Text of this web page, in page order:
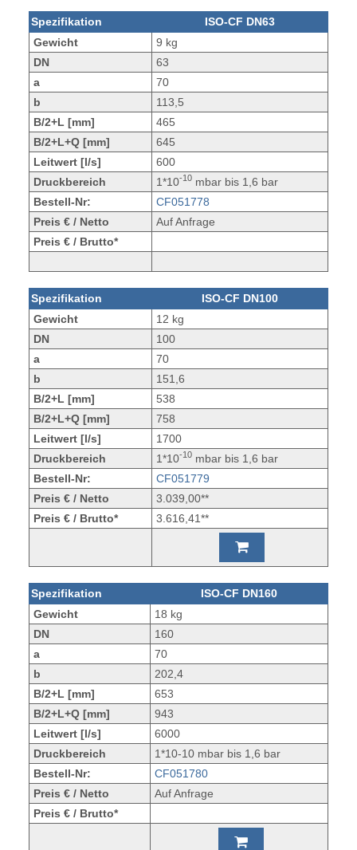
Spezifikation
ISO-CF DN63
Gewicht
9 kg
DN
63
a
70
b
113,5
B/2+L [mm]
465
B/2+L+Q [mm]
645
Leitwert [l/s]
600
Druckbereich
1*10-10mbar bis 1,6 bar
Bestell-Nr:
CF051778
Preis € / Netto
Auf Anfrage
Preis € / Brutto*
Spezifikation
ISO-CF DN100
Gewicht
12 kg
DN
100
a
70
b
151,6
B/2+L [mm]
538
B/2+L+Q [mm]
758
Leitwert [l/s]
1700
Druckbereich
1*10-10mbar bis 1,6 bar
Bestell-Nr:
CF051779
Preis € / Netto
3.039,00**
Preis € / Brutto*
3.616,41**
Spezifikation
ISO-CF DN160
Gewicht
18 kg
DN
160
a
70
b
202,4
B/2+L [mm]
653
B/2+L+Q [mm]
943
Leitwert [l/s]
6000
Druckbereich
1*10-10 mbar bis 1,6 bar
Bestell-Nr:
CF051780
Preis € / Netto
Auf Anfrage
Preis € / Brutto*